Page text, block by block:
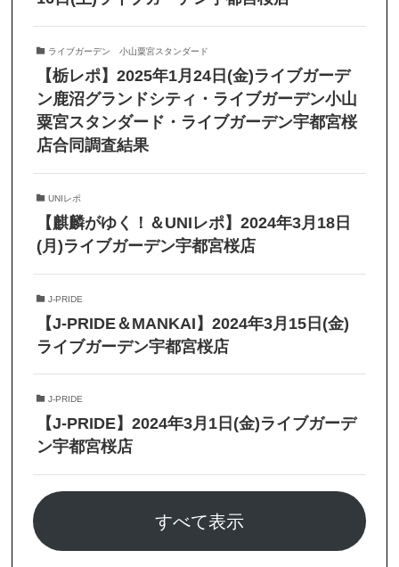
ライブガーデン 小山粟宮スタンダード
【栃レポ】2025年1月24日(金)ライブガーデ
ン鹿沼グランドシティ・ライブガーデン小山
粟宮スタンダード・ライブガーデン宇都宮桜
店合同調査結果
UNIレポ
【麒麟がゆく！＆UNIレポ】2024年3月18日
(月)ライブガーデン宇都宮桜店
J-PRIDE
【J-PRIDE＆MANKAI】2024年3月15日(金)
ライブガーデン宇都宮桜店
J-PRIDE
【J-PRIDE】2024年3月1日(金)ライブガーデ
ン宇都宮桜店
すべて表示